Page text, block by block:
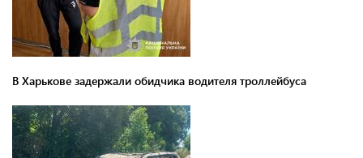
В Харькове задержали обидчика водителя троллейбуса